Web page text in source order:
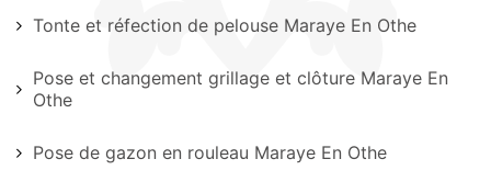
Tonte et réfection de pelouse Maraye En Othe
Pose et changement grillage et clôture Maraye En
Othe
Pose de gazon en rouleau Maraye En Othe